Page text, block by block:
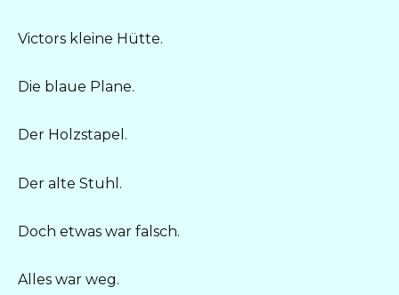
Victors kleine Hütte.
Die blaue Plane.
Der Holzstapel.
Der alte Stuhl.
Doch etwas war falsch.
Alles war weg.